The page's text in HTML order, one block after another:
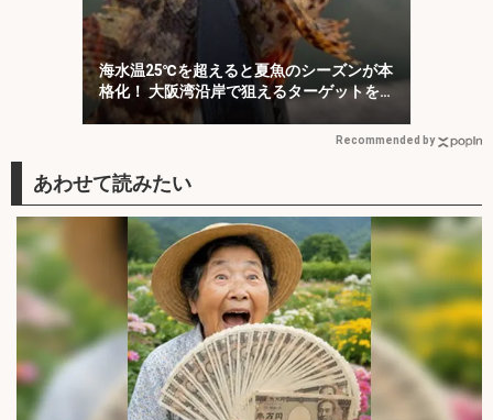
海水温25℃を超えると夏魚のシーズンが本
格化！ 大阪湾沿岸で狙えるターゲットを
紹介
Recommended by